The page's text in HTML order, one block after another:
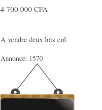
4 700 000 CFA
A vendre deux lots col
Annonce: 1570